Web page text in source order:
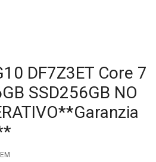
DF7Z3ET Core 7
SSD256GB NO